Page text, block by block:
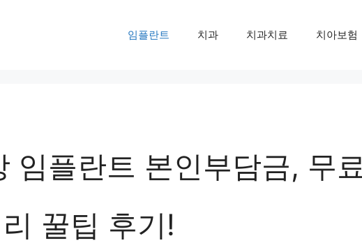
임플란트 치과 치과치료 치아보험
임플란트 본인부담금, 무료
꿀팁 후기!